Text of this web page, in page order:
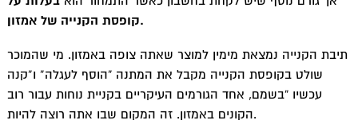
קופסת הקנייה של אמזון.
תיבת הקנייה נמצאת מימין למוצר שאתה צופה באמזון. מי שהמוכר
שולט בקופסת הקנייה מקבל את המתנה “הוסף לעגלה” ו”קנה
עכשיו “בשמם, אחד הגורמים העיקריים בקניית נוחות עבור רוב
הקונים באמזון. זה המקום שבו אתה רוצה להיות.